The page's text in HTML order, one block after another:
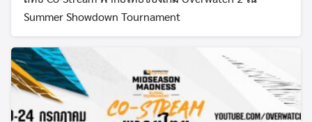
Summer Showdown Tournament